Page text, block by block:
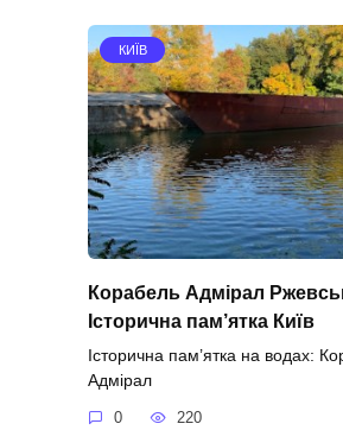
КИЇВ
Корабель Адмірал
Історична пам’ятка Київ
Історична пам’ятка на водах:
Адмірал
0 220